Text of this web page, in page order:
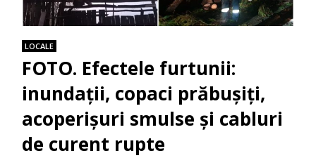
LOCALE
FOTO. Efectele furtunii:
inundații, copaci prăbușiți,
acoperișuri smulse și cabluri
de curent rupte